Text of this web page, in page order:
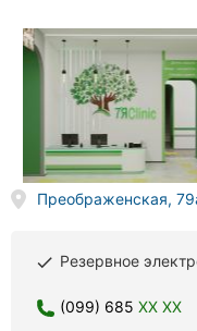
Преображенская,
done Резервное
(099) 685 XX XX